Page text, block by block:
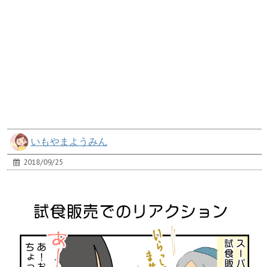
いもやまようみん
2018/09/25